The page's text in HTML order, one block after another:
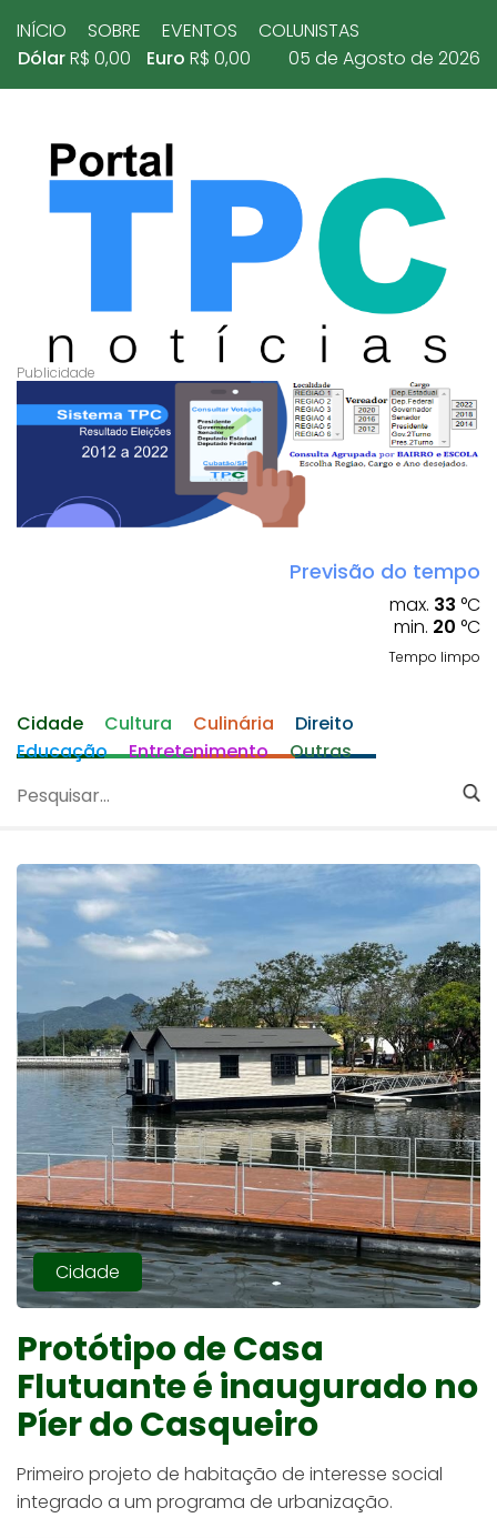
INÍCIO SOBRE EVENTOS
COLUNISTAS
DólarR$ 0,00 Euro R$ 0,00 05 de Agosto de 2026
Previsão do tempo
max. 33 °C
min. 20 °C
Tempo limpo
Cidade Cultura Culinária
Direito
Educação
Entretenimento Outras
Cidade
Protótipo de Casa
Flutuante é inaugurado no
Píer do Casqueiro
Primeiro projeto de habitação de interesse social
integrado a um programa de urbanização.